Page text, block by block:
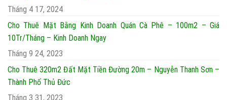
Tháng 4 17, 2024
Cho Thuê Mặt Bằng Kinh Doanh Quán Cà Phê – 100m2 – Giá
10Tr/Tháng – Kinh Doanh Ngay
Tháng 9 24, 2023
Cho Thuê 320m2 Đất Mặt Tiền Đường 20m – Nguyễn Thanh Sơn –
Thành Phố Thủ Đức
Tháng 3 31, 2023